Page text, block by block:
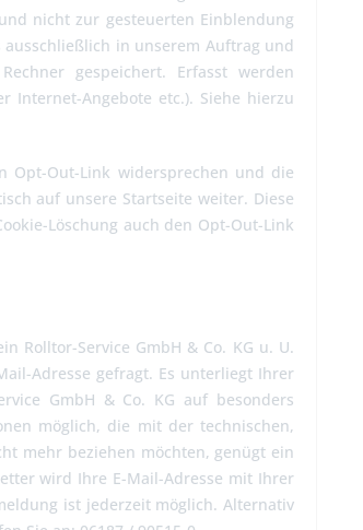
nicht zur gesteuerten Einblendung
in unserem Auftrag und
gespeichert. Erfasst werden
Internet-Angebote etc.). Siehe hierzu
Opt-Out-Link widersprechen und die
auf unsere Startseite weiter. Diese
Löschung auch den Opt-Out-Link
Rolltor-Service GmbH & Co. KG u. U.
Adresse gefragt. Es unterliegt Ihrer
GmbH & Co. KG auf besonders
möglich, die mit der technischen,
mehr beziehen möchten, genügt ein
wird Ihre E-Mail-Adresse mit Ihrer
ist jederzeit möglich. Alternativ